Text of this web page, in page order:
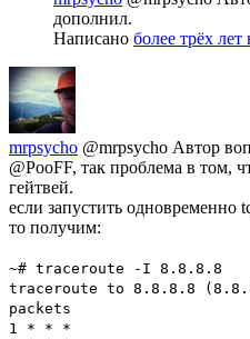
дополнил.
Написано более трёх лет
mrpsycho @mrpsycho Автор
@PooFF, так проблема в том,
гейтвей.
если запустить одновременно
то получим:
~# traceroute -I 8.8.8.8
traceroute to 8.8.8.8
packets
1 * * *